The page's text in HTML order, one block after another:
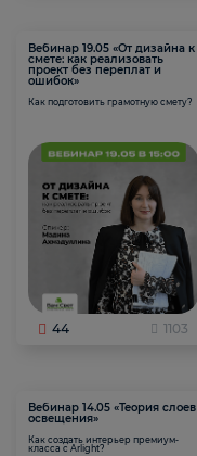
Вебинар 19.05 «От дизайна к
смете: как реализовать
проект без переплат и
ошибок»
Как подготовить грамотную смету?
44 1103
Вебинар 14.05 «Теория слоев
освещения»
Как создать интерьер премиум-
класса с Arlight?